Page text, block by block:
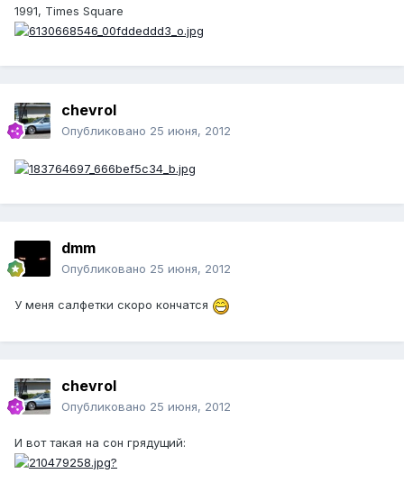
1991, Times Square
chevrol
Опубликовано 25 июня, 2012
dmm
Опубликовано 25 июня, 2012
У меня салфетки скоро кончатся
chevrol
Опубликовано 25 июня, 2012
И вот такая на сон грядущий: